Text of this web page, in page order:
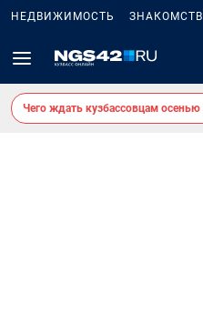
НЕДВИЖИМОСТЬ
Чего ждать кузбассовцам